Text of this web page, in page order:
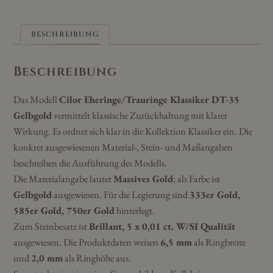
BESCHREIBUNG
Beschreibung
Das ModellCilor Eheringe/Trauringe Klassiker DT-35
Gelbgoldvermittelt klassische Zurückhaltung mit klarer
Wirkung. Es ordnet sich klar in die Kollektion Klassiker ein. Die
konkret ausgewiesenen Material-, Stein- und Maßangaben
beschreiben die Ausführung des Modells.
Die Materialangabe lautetMassives Gold; als Farbe ist
Gelbgoldausgewiesen. Für die Legierung sind333er Gold,
585er Gold, 750er Goldhinterlegt.
Zum Steinbesatz istBrillant, 5 x 0,01 ct. W/SI Qualität
ausgewiesen. Die Produktdaten weisen 6,5 mmals Ringbreite
und2,0 mmals Ringhöhe aus.